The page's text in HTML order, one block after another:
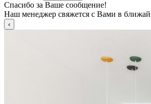
Спасибо за Ваше сообщение!
Наш менеджер свяжется с Вами в